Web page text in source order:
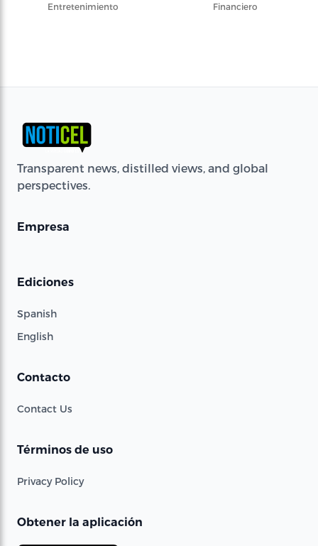
Entretenimiento
Financiero
Transparent news, distilled views, and global
perspectives.
Empresa
Ediciones
Spanish
English
Contacto
Contact Us
Términos de uso
Privacy Policy
Obtener la aplicación